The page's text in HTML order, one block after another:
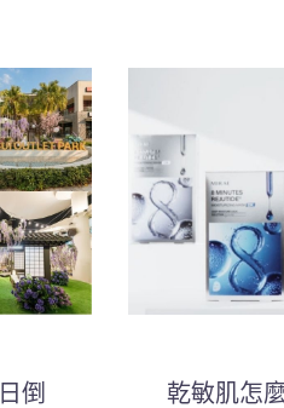
倒
乾敏肌怎